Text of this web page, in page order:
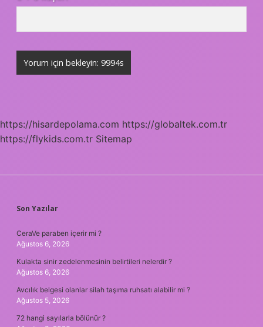
https://hisardepolama.com https://globaltek.com.tr
https://flykids.com.tr Sitemap
SIDEBAR
Son Yazılar
CeraVe paraben içerir mi ?
Ağustos 6, 2026
Kulakta sinir zedelenmesinin belirtileri nelerdir ?
Ağustos 6, 2026
Avcılık belgesi olanlar silah taşıma ruhsatı alabilir mi ?
Ağustos 5, 2026
72 hangi sayılarla bölünür ?